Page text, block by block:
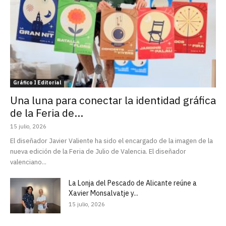
Gráfico I Editorial
Una luna para conectar la identidad gráfica
de la Feria de...
15 julio, 2026
El diseñador Javier Valiente ha sido el encargado de la imagen de la
nueva edición de la Feria de Julio de Valencia. El diseñador
valenciano...
La Lonja del Pescado de Alicante reúne a
Xavier Monsalvatje y...
15 julio, 2026